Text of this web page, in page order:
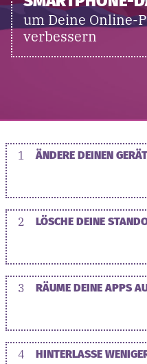
um Deine Online-
verbessern
1 ÄNDERE DEINEN
2 LÖSCHE DEINE
3 RÄUME DEINE APPS
4 HINTERLASSE